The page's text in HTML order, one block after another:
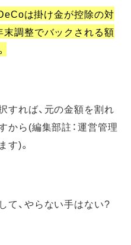
は掛け金が控除の対
末調整でバックされる額
すれば、元の金額を割れ
から(編集部註：運営管理
す)。
て、やらない手はない?